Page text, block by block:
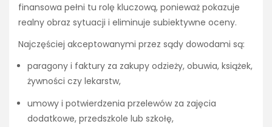
finansowa pełni tu rolę kluczową, ponieważ pokazuje
realny obraz sytuacji i eliminuje subiektywne oceny.
Najczęściej akceptowanymi przez sądy dowodami są:
paragony i faktury za zakupy odzieży, obuwia, książek,
żywności czy lekarstw,
umowy i potwierdzenia przelewów za zajęcia
dodatkowe, przedszkole lub szkołę,